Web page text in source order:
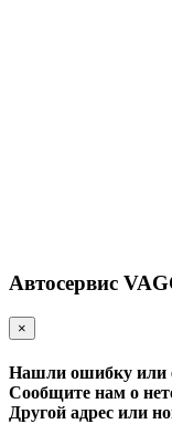
Автосервис
×
Нашли ошибку или
Сообщите нам о
Другой адрес или